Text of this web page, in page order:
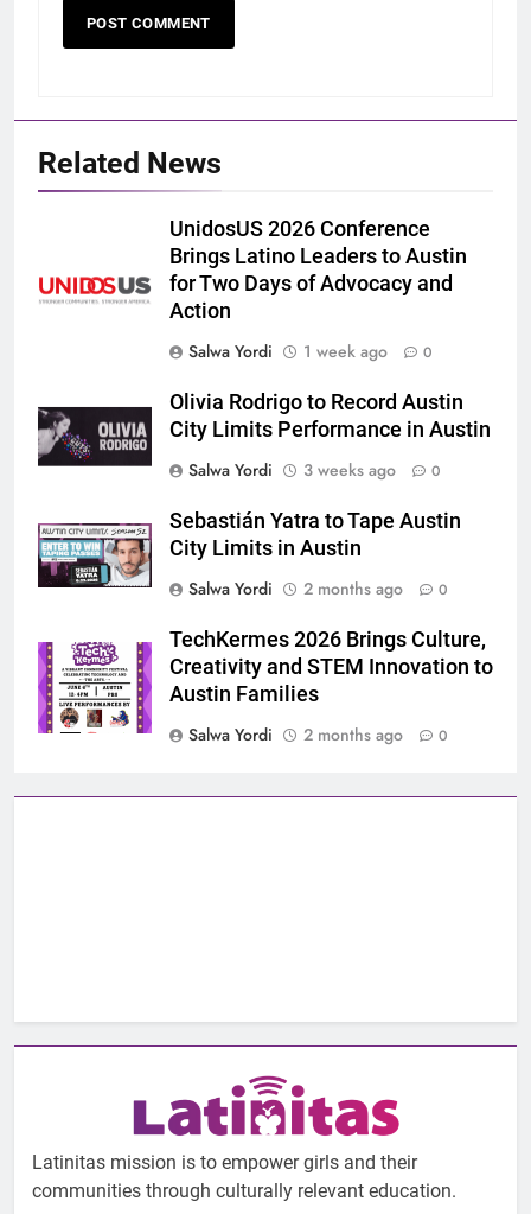
Related News
UnidosUS 2026 Conference
Brings Latino Leaders to Austin
for Two Days of Advocacy and
Action
Salwa Yordi
1 week ago 0
Olivia Rodrigo to Record Austin
City Limits Performance in Austin
Salwa Yordi
3 weeks ago 0
Sebastián Yatra to Tape Austin
City Limits in Austin
Salwa Yordi
2 months ago 0
TechKermes 2026 Brings Culture,
Creativity and STEM Innovation to
Austin Families
Salwa Yordi
2 months ago 0
Latinitas mission is to empower girls and their
communities through culturally relevant education.